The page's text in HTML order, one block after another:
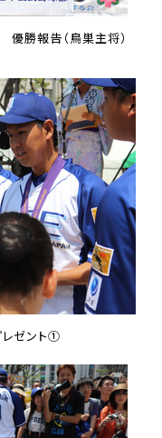
（鳥巣主将）
レゼント①